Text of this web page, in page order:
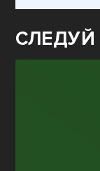
СЛЕДУЙ